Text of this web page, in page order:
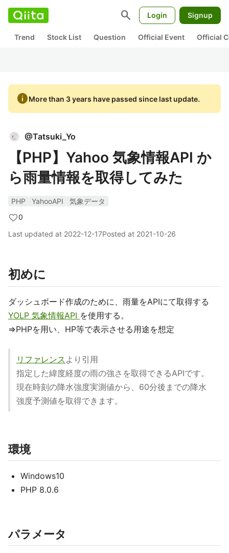
search Login Signup
Trend Stock List Question Official Event Official
infoMore than 3 years have passed since last update.
@Tatsuki_Yo
【PHP】Yahoo 気象情報API か
ら雨量情報を取得してみた
PHP YahooAPI
気象データ
0
Last updated at 2022-12-17Posted at 2021-10-26
初めに
ダッシュボード作成のために、雨量をAPIにて取得する
YOLP 気象情報API を使用する。
⇒PHPを用い、HP等で表示させる用途を想定
リファレンス より引用
指定した緯度経度の雨の強さを取得できるAPIです。
現在時刻の降水強度実測値から、60分後までの降水
強度予測値を取得できます。
環境
Windows10
PHP 8.0.6
パラメータ